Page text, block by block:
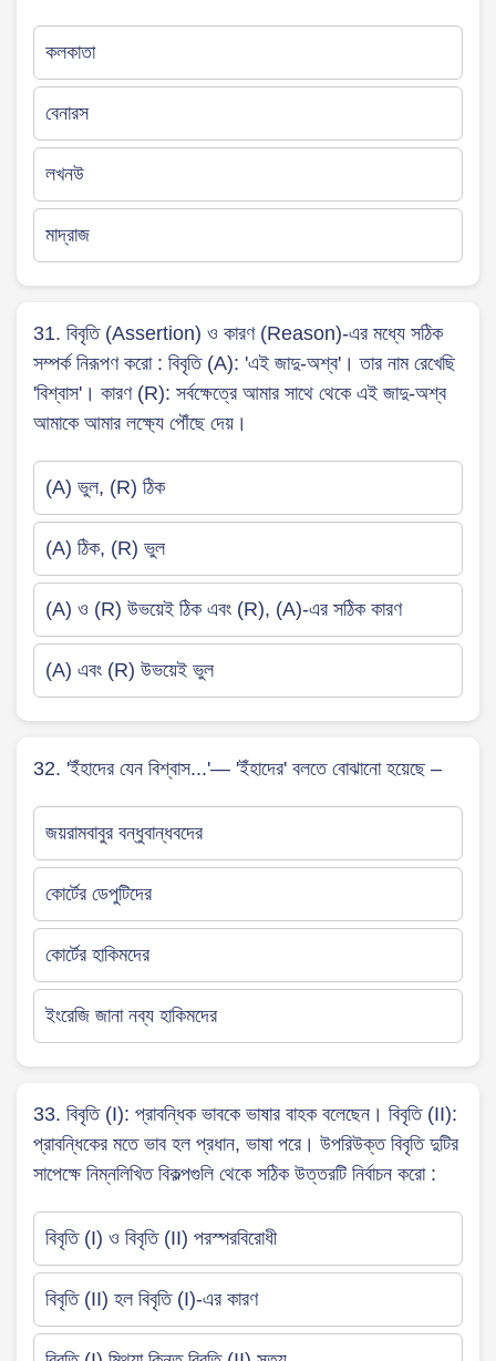
কলকাতা
বেনারস
লখনউ
মাদ্রাজ
31. বিবৃতি (Assertion) ও কারণ (Reason)-এর মধ্যে সঠিক
সম্পর্ক নিরূপণ করো : বিবৃতি (A): 'এই জাদু-অশ্ব'। তার নাম রেখেছি
'বিশ্বাস'। কারণ (R): সর্বক্ষেত্রে আমার সাথে থেকে এই জাদু-অশ্ব
আমাকে আমার লক্ষ্যে পৌঁছে দেয়।
(A) ভুল, (R) ঠিক
(A) ঠিক, (R) ভুল
(A) ও (R) উভয়েই ঠিক এবং (R), (A)-এর সঠিক কারণ
(A) এবং (R) উভয়েই ভুল
32. 'ইঁহাদের যেন বিশ্বাস...'— 'ইঁহাদের' বলতে বোঝানো হয়েছে –
জয়রামবাবুর বন্ধুবান্ধবদের
কোর্টের ডেপুটিদের
কোর্টের হাকিমদের
ইংরেজি জানা নব্য হাকিমদের
33. বিবৃতি (I): প্রাবন্ধিক ভাবকে ভাষার বাহক বলেছেন। বিবৃতি (II):
প্রাবন্ধিকের মতে ভাব হল প্রধান, ভাষা পরে। উপরিউক্ত বিবৃতি দুটির
সাপেক্ষে নিম্নলিখিত বিকল্পগুলি থেকে সঠিক উত্তরটি নির্বাচন করো :
বিবৃতি (I) ও বিবৃতি (II) পরস্পরবিরোধী
বিবৃতি (II) হল বিবৃতি (I)-এর কারণ